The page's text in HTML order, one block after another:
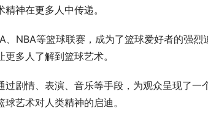
神在更多人中传递。
NBA等篮球联赛，成为了篮球爱好者的强烈
多人了解到篮球艺术。
剧情、表演、音乐等手段，为观众呈现了一
艺术对人类精神的启迪。